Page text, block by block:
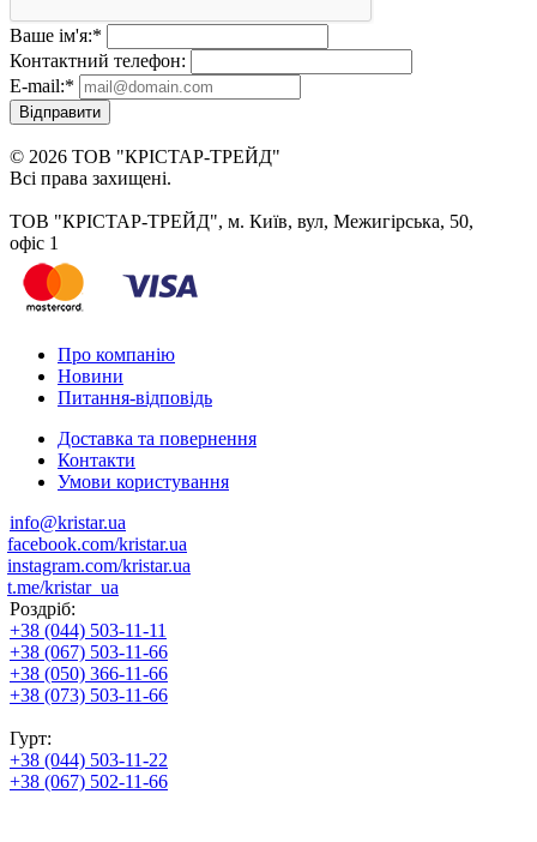
Ваше ім'я:*
Контактний телефон:
E-mail:*
Відправити
© 2026 ТОВ "КРІСТАР-ТРЕЙД"
Всі права захищені.
ТОВ "КРІСТАР-ТРЕЙД", м. Київ, вул, Межигірська, 50,
офіс 1
Про компанію
Новини
Питання-відповідь
Доставка та повернення
Контакти
Умови користування
info@kristar.ua
facebook.com/kristar.ua
instagram.com/kristar.ua
t.me/kristar_ua
Роздріб:
+38 (044) 503-11-11
+38 (067) 503-11-66
+38 (050) 366-11-66
+38 (073) 503-11-66
Гурт:
+38 (044) 503-11-22
+38 (067) 502-11-66